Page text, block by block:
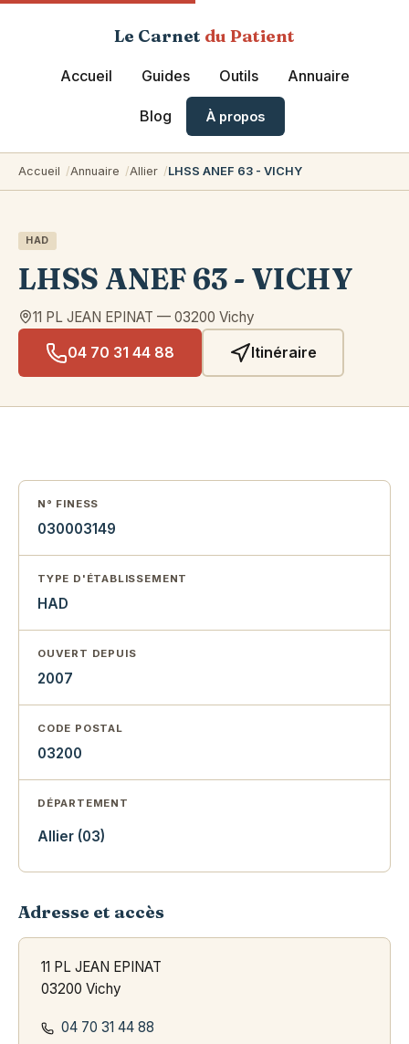
Le Carnet du Patient
Accueil Guides Outils Annuaire
Blog À propos
Accueil Annuaire Allier LHSS ANEF 63 - VICHY
HAD
LHSS ANEF 63 - VICHY
11 PL JEAN EPINAT — 03200 Vichy
04 70 31 44 88 Itinéraire
N° FINESS
030003149
TYPE D'ÉTABLISSEMENT
HAD
OUVERT DEPUIS
2007
CODE POSTAL
03200
DÉPARTEMENT
Allier (03)
Adresse et accès
11 PL JEAN EPINAT
03200 Vichy
04 70 31 44 88